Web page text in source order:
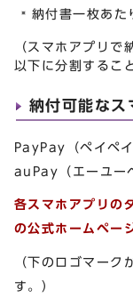
納付書一枚あた
（スマホアプリ
以下に分割するこ
納付可能なス
PayPay（ペイペ
auPay（エーユー
各スマホアプリの
の公式ホームペー
（下のロゴマーク
す。）